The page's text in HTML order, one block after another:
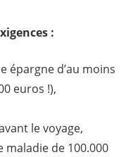
:
épargne d’au moins
euros !),
le voyage,
maladie de 100.000